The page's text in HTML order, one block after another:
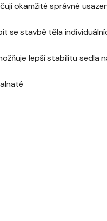
okamžité správné
se stavbě těla
lepší stabilitu sedla